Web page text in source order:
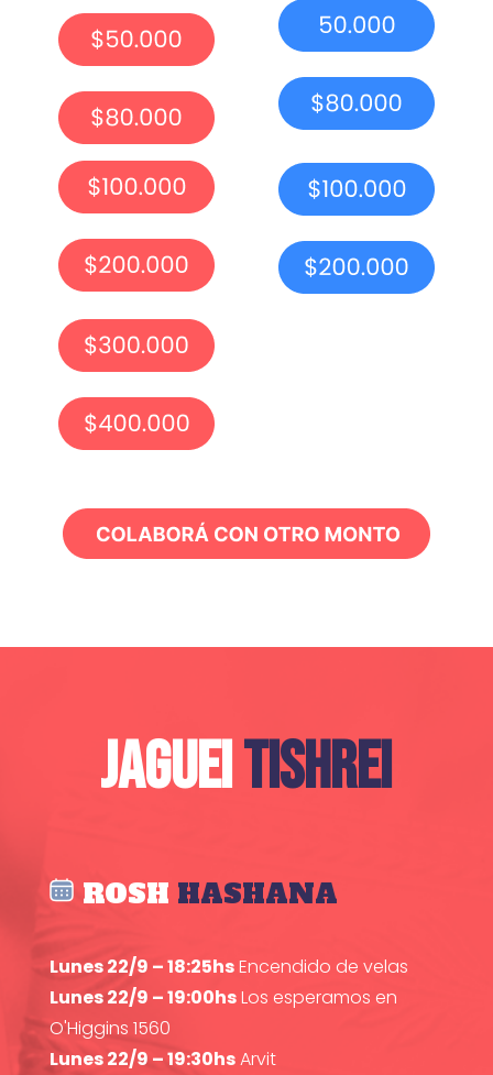
JAGUEITISHREI
ROSH HASHANA
Lunes 22/9 – 18:25hsEncendido de velas
Lunes 22/9 – 19:00hsLos esperamos en
O'Higgins 1560
Lunes 22/9 – 19:30hsArvit